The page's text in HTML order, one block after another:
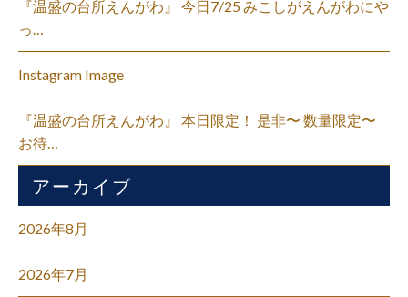
『温盛の台所えんがわ』 今日7/25 みこしがえんがわにや
っ…
Instagram Image
『温盛の台所えんがわ』 本日限定！ 是非〜 数量限定〜
お待…
アーカイブ
2026年8月
2026年7月